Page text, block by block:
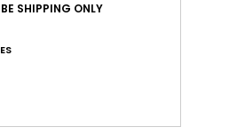
BE SHIPPING ONLY